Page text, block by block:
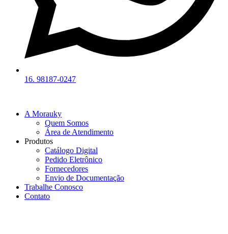
16. 98187-0247
A Morauky
Quem Somos
Área de Atendimento
Produtos
Catálogo Digital
Pedido Eletrônico
Fornecedores
Envio de Documentação
Trabalhe Conosco
Contato